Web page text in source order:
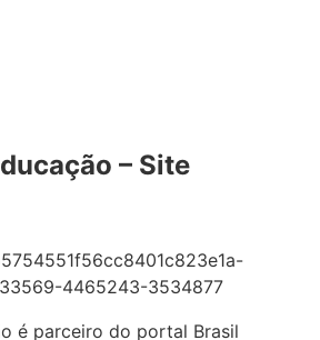
– Site
é parceiro do portal Brasil